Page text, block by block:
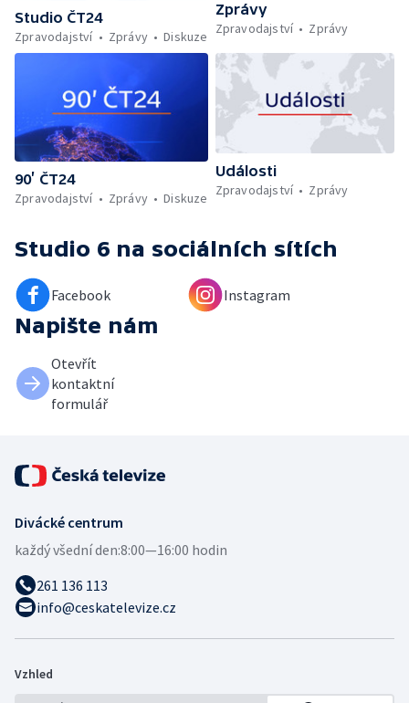
Studio ČT24
Zpravodajství
Zprávy Diskuze
Zprávy
Zpravodajství
Zprávy
90’ ČT24
Zpravodajství
Zprávy Diskuze
Události
Zpravodajství
Zprávy
Studio 6 na sociálních sítích
Facebook Instagram
Napište nám
Otevřít
kontaktní
formulář
Divácké centrum
každý všední den:8:00—16:00 hodin
261 136 113
info@ceskatelevize.cz
Vzhled